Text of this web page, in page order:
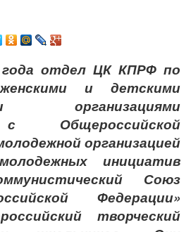
года отдел ЦК КПРФ по
и детскими
организациями
Общероссийской
организацией
инициатив
Союз
Федерации»
творческий